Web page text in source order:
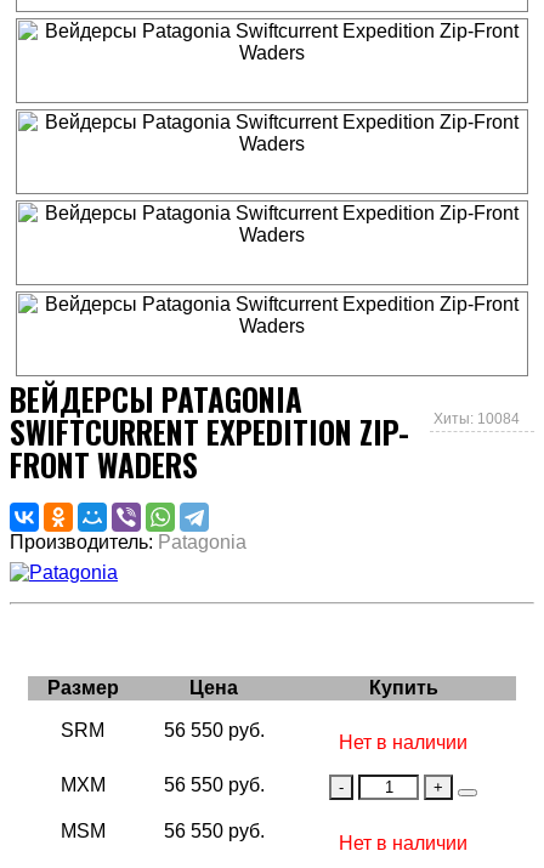
Хиты: 10084
ВЕЙДЕРСЫ PATAGONIA
SWIFTCURRENT EXPEDITION ZIP-
FRONT WADERS
Производитель: Patagonia
Размер Цена Купить
SRM 56 550 руб.
Нет в наличии
MXM 56 550 руб.
MSM 56 550 руб.
Нет в наличии